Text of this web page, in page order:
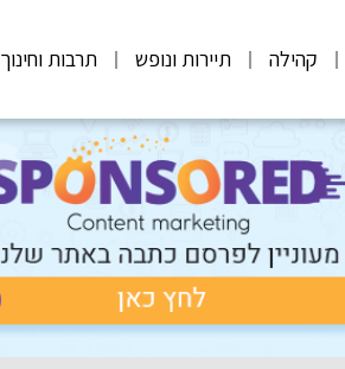
קהילה תיירות ונופש תרבות וחינוך